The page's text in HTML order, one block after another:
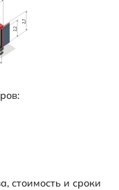
стоимость и сроки